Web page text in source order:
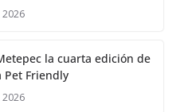
la cuarta edición de
Pet Friendly